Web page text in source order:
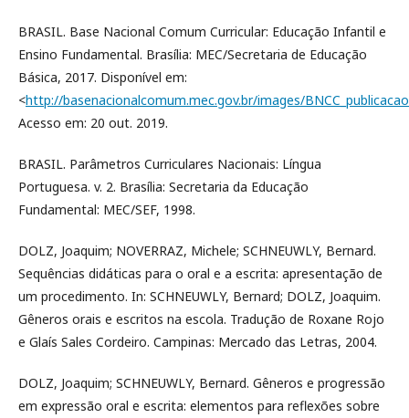
BRASIL. Base Nacional Comum Curricular: Educação Infantil e
Ensino Fundamental. Brasília: MEC/Secretaria de Educação
Básica, 2017. Disponível em:
<http://basenacionalcomum.mec.gov.br/images/
Acesso em: 20 out. 2019.
BRASIL. Parâmetros Curriculares Nacionais: Língua
Portuguesa. v. 2. Brasília: Secretaria da Educação
Fundamental: MEC/SEF, 1998.
DOLZ, Joaquim; NOVERRAZ, Michele; SCHNEUWLY, Bernard.
Sequências didáticas para o oral e a escrita: apresentação de
um procedimento. In: SCHNEUWLY, Bernard; DOLZ, Joaquim.
Gêneros orais e escritos na escola. Tradução de Roxane Rojo
e Glaís Sales Cordeiro. Campinas: Mercado das Letras, 2004.
DOLZ, Joaquim; SCHNEUWLY, Bernard. Gêneros e progressão
em expressão oral e escrita: elementos para reflexões sobre